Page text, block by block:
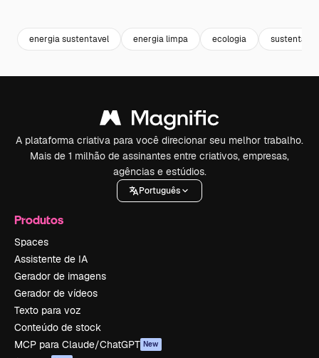
energia sustentavel energia limpa ecologia sustentavel
A plataforma criativa para você direcionar seu melhor trabalho.
Mais de 1 milhão de assinantes entre criativos, empresas,
agências e estúdios.
Português
Produtos
Spaces
Assistente de IA
Gerador de imagens
Gerador de vídeos
Texto para voz
Conteúdo de stock
MCP para Claude/ChatGPT New